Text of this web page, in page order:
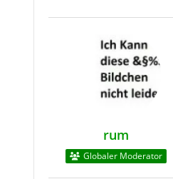
rum
Globaler Moderator